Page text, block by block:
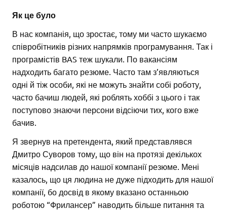
Як це було
В нас компанія, що зростає, тому ми часто шукаємо
співробітників різних напрямків програмування. Так і
програмістів BAS теж шукали. По вакансіям
надходить багато резюме. Часто там з’являються
одні й тіж особи, які не можуть знайти собі роботу,
часто бачиш людей, які роблять хоббі з цього і так
поступово знаючи персони відсіючи тих, кого вже
бачив.
Я звернув на претендента, який представлявся
Дмитро Суворов тому, що він на протязі декількох
місяців надсилав до нашої компанії резюме. Мені
казалось, що ця людина не дуже підходить для нашої
компанії, бо досвід в якому вказано останньою
роботою “Фрилансер” наводить більше питання та